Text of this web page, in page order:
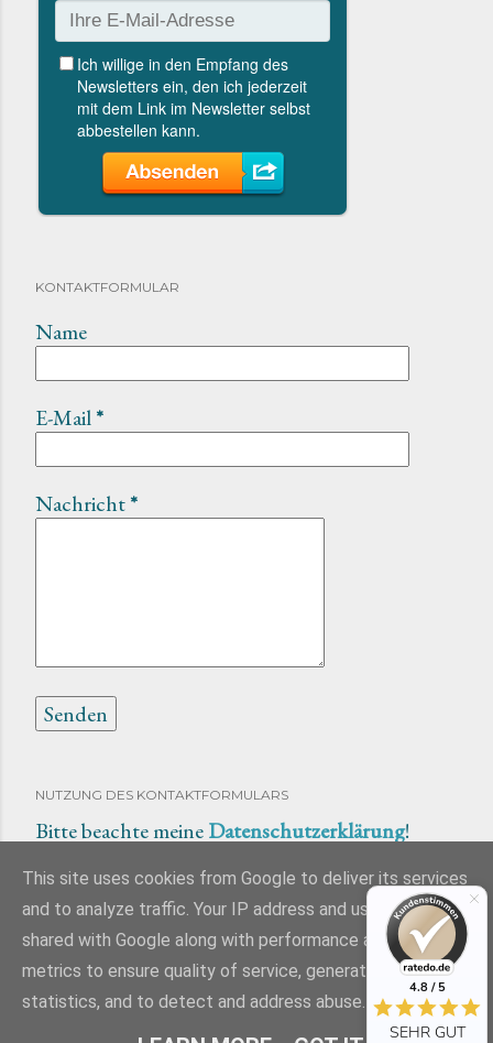
KONTAKTFORMULAR
Name
E-Mail*
Nachricht*
NUTZUNG DES KONTAKTFORMULARS
Bitte beachte meineDatenschutzerklärung!
Powered by Blogger
Alle Rechte liegen bei Ines Kollwitz!
This site uses cookies from Google to deliver its services
and to analyze traffic. Your IP address and user-agent are
shared with Google along with performance and security
metrics to ensure quality of service, generate usage
statistics, and to detect and address abuse.
4.8 / 5
SEHR GUT